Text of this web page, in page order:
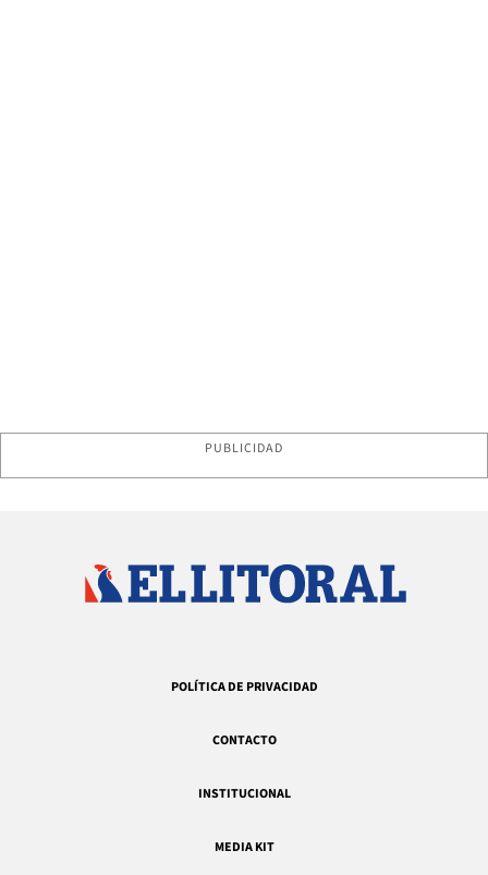
PUBLICIDAD
POLÍTICA DE PRIVACIDAD
CONTACTO
INSTITUCIONAL
MEDIA KIT